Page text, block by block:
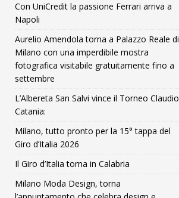
Con UniCredit la passione Ferrari arriva a
Napoli
Aurelio Amendola torna a Palazzo Reale di
Milano con una imperdibile mostra
fotografica visitabile gratuitamente fino a
settembre
L’Albereta San Salvi vince il Torneo Claudio
Catania:
Milano, tutto pronto per la 15° tappa del
Giro d’Italia 2026
Il Giro d’Italia torna in Calabria
Milano Moda Design, torna